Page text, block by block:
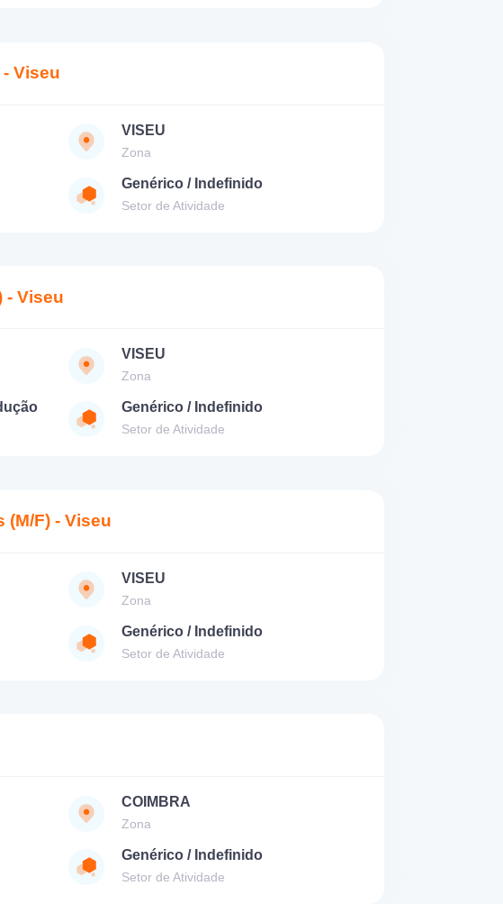
Viseu
VISEU
Zona
Genérico / Indefinido
Setor de Atividade
- Viseu
VISEU
Zona
Genérico / Indefinido
Setor de Atividade
F) - Viseu
VISEU
Zona
Genérico / Indefinido
Setor de Atividade
COIMBRA
Zona
Genérico / Indefinido
Setor de Atividade